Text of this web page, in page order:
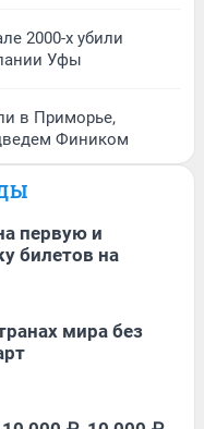
2000-х убили
Уфы
в Приморье,
Фиником
первую и
билетов на
мира без